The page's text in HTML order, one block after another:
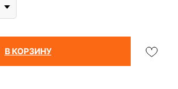
В КОРЗИНУ